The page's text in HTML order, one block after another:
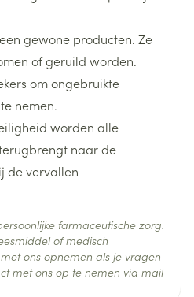
niet direct in het
is belangrijk de dosis toe
om te voorkomen
oplikt en
ingestie optreedt,
intestinale effecten
zachte ontlasting of
worden
verdwijnen deze zonder
dieren weg bij
minuten of totdat de vacht
te nemen
rondwormen
intestinale
veroorzaakt door
maandelijks
gewone producten. Ze
of geruild worden.
om ongebruikte
nemen.
worden alle
naar de
de vervallen
farmaceutische zorg.
of medisch
ons opnemen als je vragen
met ons op te nemen via mail